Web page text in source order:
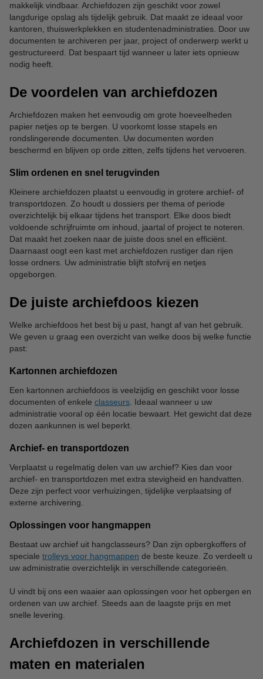
makkelijk vindbaar. Archiefdozen zijn geschikt voor zowel
langdurige opslag als tijdelijk gebruik. Dat maakt ze ideaal voor
kantoren, thuiswerkplekken en studentenadministraties. Door uw
documenten te archiveren per jaar, project of onderwerp werkt u
gestructureerd. Dat bespaart tijd wanneer u later iets opnieuw
nodig heeft.
De voordelen van archiefdozen
Archiefdozen maken het eenvoudig om grote hoeveelheden
papier netjes op te bergen. U voorkomt losse stapels en
rondslingerende documenten. Uw documenten worden
beschermd en blijven op orde zitten, zelfs tijdens het vervoeren.
Slim ordenen en snel terugvinden
Kleinere archiefdozen plaatst u eenvoudig in grotere archief- of
transportdozen. Zo houdt u dossiers per thema of periode
overzichtelijk bij elkaar tijdens het transport. Elke doos biedt
voldoende schrijfruimte om inhoud, jaartal of project te noteren.
Dat maakt het zoeken naar de juiste doos snel en efficiënt.
Daarnaast oogt een kast met archiefdozen rustiger dan rijen
losse ordners. Uw administratie blijft stofvrij en netjes
opgeborgen.
De juiste archiefdoos kiezen
Welke archiefdoos het best bij u past, hangt af van het gebruik.
We geven u graag een overzicht van welke doos bij welke functie
past:
Kartonnen archiefdozen
Een kartonnen archiefdoos is veelzijdig en geschikt voor losse
documenten of enkele classeurs . Ideaal wanneer u uw
administratie vooral op één locatie bewaart. Het gewicht dat deze
dozen aankunnen is wel beperkt.
Archief- en transportdozen
Verplaatst u regelmatig delen van uw archief? Kies dan voor
archief- en transportdozen met extra stevigheid en handvatten.
Deze zijn perfect voor verhuizingen, tijdelijke verplaatsing of
externe archivering.
Oplossingen voor hangmappen
Bestaat uw archief uit hangclasseurs? Dan zijn opbergkoffers of
speciale trolleys voor hangmappen de beste keuze. Zo verdeelt u
uw administratie overzichtelijk in verschillende categorieën.
U vindt bij ons een waaier aan oplossingen voor het opbergen en
ordenen van uw archief. Steeds aan de laagste prijs en met
snelle levering.
Archiefdozen in verschillende
maten en materialen